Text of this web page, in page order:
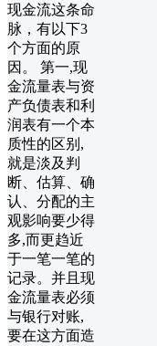
现金流这条命
脉，有以下3
个方面的原
因。 第一,现
金流量表与资
产负债表和利
润表有一个本
质性的区别,
就是淡及判
断、估算、确
认、分配的主
观影响要少得
多,而更趋近
于一笔一笔的
记录。并且现
金流量表必须
与银行对账,
要在这方面造